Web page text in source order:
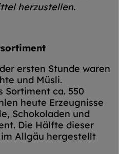
herzustellen.
ersten Stunde waren
und Müsli.
Sortiment ca. 550
heute Erzeugnisse
Schokoladen und
Die Hälfte dieser
Allgäu hergestellt